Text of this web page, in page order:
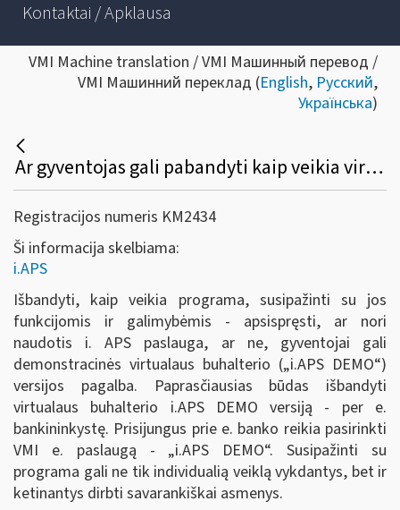
Kontaktai / Apklausa
VMI Machine translation / VMI Машинный перевод /
VMI Машинний переклад (English, Русский,
Українська)
Ar gyventojas gali pabandyti kaip veikia virtualus buhalteris (i.APS)?
Registracijos numeris KM2434
Ši informacija skelbiama:
i.APS
Išbandyti, kaip veikia programa, susipažinti su jos
funkcijomis ir galimybėmis - apsispręsti, ar nori
naudotis i. APS paslauga, ar ne, gyventojai gali
demonstracinės virtualaus buhalterio („i.APS DEMO“)
versijos pagalba. Paprasčiausias būdas išbandyti
virtualaus buhalterio i.APS DEMO versiją - per e.
bankininkystę. Prisijungus prie e. banko reikia pasirinkti
VMI e. paslaugą - „i.APS DEMO“. Susipažinti su
programa gali ne tik individualią veiklą vykdantys, bet ir
ketinantys dirbti savarankiškai asmenys.